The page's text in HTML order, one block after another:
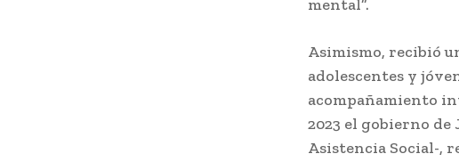
mental”.
Asimismo, recibió
adolescentes y
acompañamiento
2023 el gobierno
Asistencia Social-,